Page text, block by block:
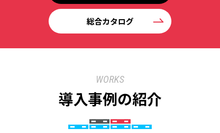
総合カタログ
WORKS
導入事例の紹介